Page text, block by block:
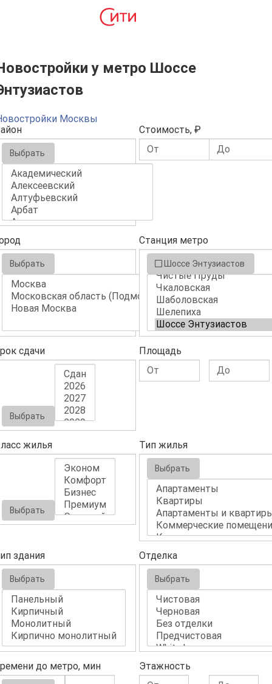
у метро Шоссе
Москвы
Выбрать
Стоимость, ₽
Выбрать
Станция метро
Шоссе Энтузиастов
сдачи
Выбрать
Площадь
жилья
Выбрать
Тип жилья
Выбрать
здания
Выбрать
Отделка
Выбрать
до метро, мин Этажность